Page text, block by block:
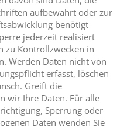
aufbewahrt oder zur
benötigt
jederzeit realisiert
zu Kontrollzwecken in
Werden Daten nicht von
erfasst, löschen
Greift die
wir Ihre Daten. Für alle
Sperrung oder
Daten wenden Sie